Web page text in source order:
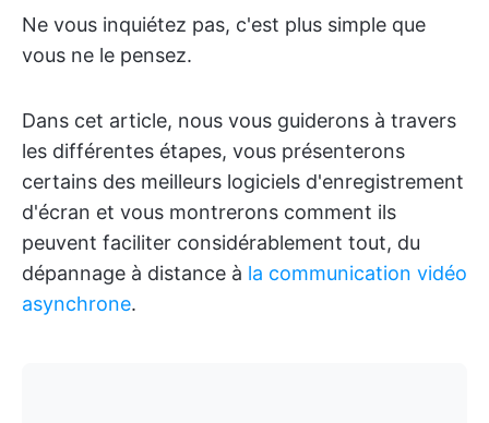
Ne vous inquiétez pas, c'est plus simple que
vous ne le pensez.
Dans cet article, nous vous guiderons à travers
les différentes étapes, vous présenterons
certains des meilleurs logiciels d'enregistrement
d'écran et vous montrerons comment ils
peuvent faciliter considérablement tout, du
dépannage à distance à la communication vidéo
asynchrone.